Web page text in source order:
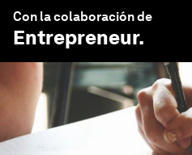
Con la colaboración de
Entrepreneur.